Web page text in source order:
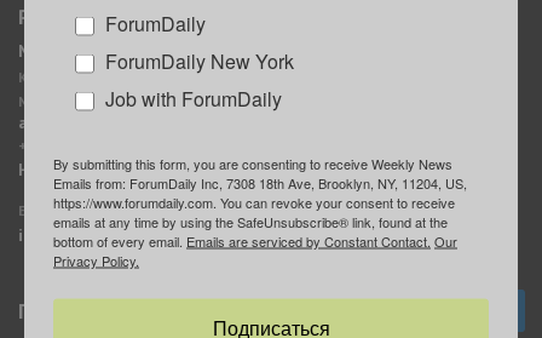
Реклама
MediaKit
Контактное лицо:
Марина Баранчук
ad@forumdaily.com
+1 347-604-1261
Наши рекламодатели
E-mail редакции:
info@forumdaily.com
Группа “ИЩУ СОВЕТА”
ForumDaily
Подписка
ForumDaily
ForumDaily New York
Job with ForumDaily
By submitting this form, you are consenting to receive Weekly News
Emails from: ForumDaily Inc, 7308 18th Ave, Brooklyn, NY, 11204, US,
https://www.forumdaily.com. You can revoke your consent to receive
emails at any time by using the SafeUnsubscribe® link, found at the
bottom of every email. Emails are serviced by Constant Contact. Our
Privacy Policy.
Подписаться